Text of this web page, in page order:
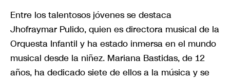
Entre los talentosos jóvenes se destaca
Jhofraymar Pulido, quien es directora musical de la
Orquesta Infantil y ha estado inmersa en el mundo
musical desde la niñez. Mariana Bastidas, de 12
años, ha dedicado siete de ellos a la música y se